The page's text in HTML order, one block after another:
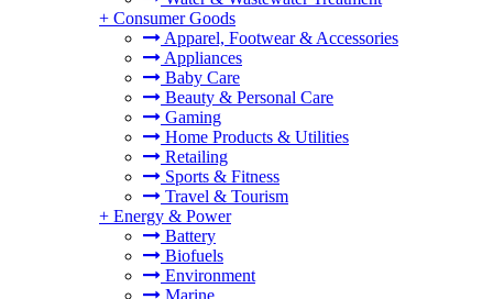
+ Consumer Goods
Apparel, Footwear & Accessories
Appliances
Baby Care
Beauty & Personal Care
Gaming
Home Products & Utilities
Retailing
Sports & Fitness
Travel & Tourism
+ Energy & Power
Battery
Biofuels
Environment
Marine